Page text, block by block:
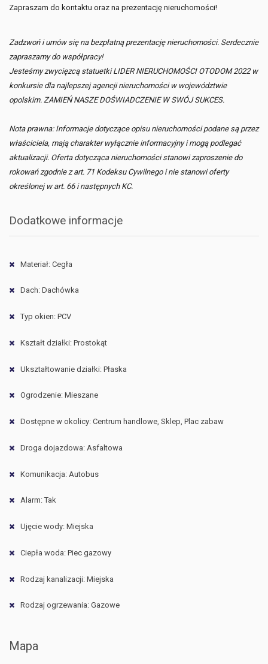
Zapraszam do kontaktu oraz na prezentację nieruchomości!
Zadzwoń i umów się na bezpłatną prezentację nieruchomości. Serdecznie
zapraszamy do współpracy!
Jesteśmy zwycięzcą statuetki LIDER NIERUCHOMOŚCI OTODOM 2022 w
konkursie dla najlepszej agencji nieruchomości w województwie
opolskim. ZAMIEŃ NASZE DOŚWIADCZENIE W SWÓJ SUKCES.
Nota prawna: Informacje dotyczące opisu nieruchomości podane są przez
właściciela, mają charakter wyłącznie informacyjny i mogą podlegać
aktualizacji. Oferta dotycząca nieruchomości stanowi zaproszenie do
rokowań zgodnie z art. 71 Kodeksu Cywilnego i nie stanowi oferty
określonej w art. 66 i następnych KC.
Dodatkowe informacje
Materiał: Cegła
Dach: Dachówka
Typ okien: PCV
Kształt działki: Prostokąt
Ukształtowanie działki: Płaska
Ogrodzenie: Mieszane
Dostępne w okolicy: Centrum handlowe, Sklep, Plac zabaw
Droga dojazdowa: Asfaltowa
Komunikacja: Autobus
Alarm: Tak
Ujęcie wody: Miejska
Ciepła woda: Piec gazowy
Rodzaj kanalizacji: Miejska
Rodzaj ogrzewania: Gazowe
Mapa